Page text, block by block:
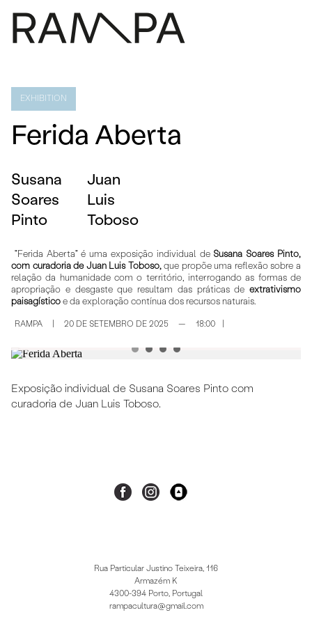
IMPRENSA
CONTACTOS
EXHIBITION
Ferida Aberta
Susana
Soares
Pinto
Juan
Luis
Toboso
"Ferida Aberta" é uma exposição individual de Susana Soares Pinto,
com curadoria de Juan Luis Toboso,que propõe uma reflexão sobre a
relação da humanidade com o território, interrogando as formas de
apropriação e desgaste que resultam das práticas de extrativismo
paisagístico e da exploração contínua dos recursos naturais.
RAMPA 20 DE SETEMBRO DE 2025 — 18:00
Exposição individual de Susana Soares Pinto com
curadoria de Juan Luis Toboso.
Rua Particular Justino Teixeira, 116
Armazém K
4300-394 Porto, Portugal
rampacultura@gmail.com